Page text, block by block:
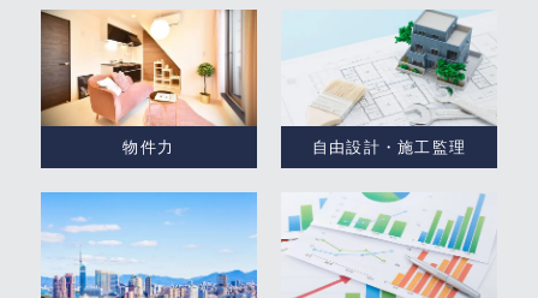
物件力 自由設計・施工監理